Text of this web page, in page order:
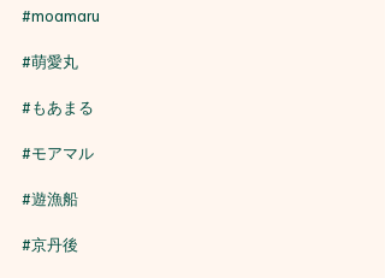
#moamaru
#萌愛丸
#もあまる
#モアマル
#遊漁船
#京丹後